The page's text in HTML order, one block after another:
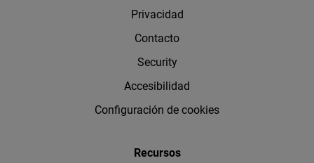
Privacidad
Contacto
Security
Accesibilidad
Configuración de cookies
Recursos